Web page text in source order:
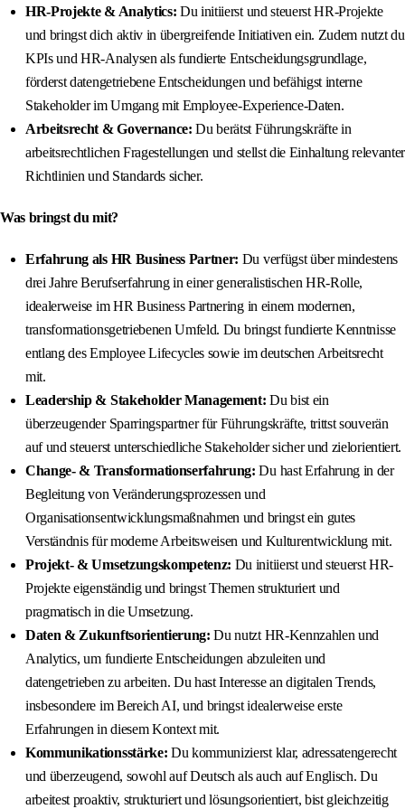
HR-Projekte & Analytics: Du initiierst und steuerst HR-Projekte
und bringst dich aktiv in übergreifende Initiativen ein. Zudem nutzt du
KPIs und HR-Analysen als fundierte Entscheidungsgrundlage,
förderst datengetriebene Entscheidungen und befähigst interne
Stakeholder im Umgang mit Employee-Experience-Daten.
Arbeitsrecht & Governance: Du berätst Führungskräfte in
arbeitsrechtlichen Fragestellungen und stellst die Einhaltung relevanter
Richtlinien und Standards sicher.
Was bringst du mit?
Erfahrung als HR Business Partner: Du verfügst über mindestens
drei Jahre Berufserfahrung in einer generalistischen HR-Rolle,
idealerweise im HR Business Partnering in einem modernen,
transformationsgetriebenen Umfeld. Du bringst fundierte Kenntnisse
entlang des Employee Lifecycles sowie im deutschen Arbeitsrecht
mit.
Leadership & Stakeholder Management: Du bist ein
überzeugender Sparringspartner für Führungskräfte, trittst souverän
auf und steuerst unterschiedliche Stakeholder sicher und zielorientiert.
Change- & Transformationserfahrung: Du hast Erfahrung in der
Begleitung von Veränderungsprozessen und
Organisationsentwicklungsmaßnahmen und bringst ein gutes
Verständnis für moderne Arbeitsweisen und Kulturentwicklung mit.
Projekt- & Umsetzungskompetenz: Du initiierst und steuerst HR-
Projekte eigenständig und bringst Themen strukturiert und
pragmatisch in die Umsetzung.
Daten & Zukunftsorientierung: Du nutzt HR-Kennzahlen und
Analytics, um fundierte Entscheidungen abzuleiten und
datengetrieben zu arbeiten. Du hast Interesse an digitalen Trends,
insbesondere im Bereich AI, und bringst idealerweise erste
Erfahrungen in diesem Kontext mit.
Kommunikationsstärke: Du kommunizierst klar, adressatengerecht
und überzeugend, sowohl auf Deutsch als auch auf Englisch. Du
arbeitest proaktiv, strukturiert und lösungsorientiert, bist gleichzeitig